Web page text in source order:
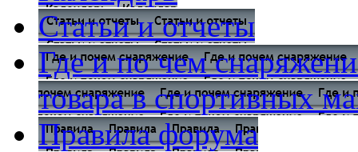
Статьи и отчеты
Где и по чем
товара в спортивных
Правила форума